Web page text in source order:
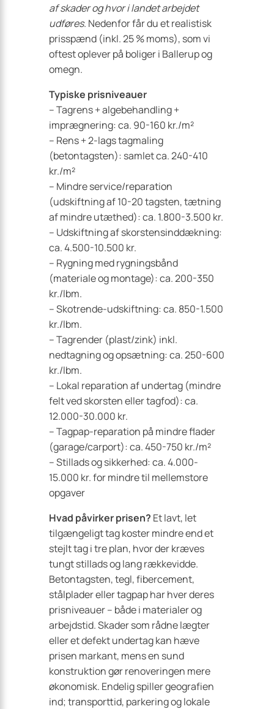
af skader og hvor i landet arbejdet
udføres. Nedenfor får du et realistisk
prisspænd (inkl. 25 % moms), som vi
oftest oplever på boliger i Ballerup og
omegn.
Typiske prisniveauer
– Tagrens + algebehandling +
imprægnering: ca. 90-160 kr./m²
– Rens + 2-lags tagmaling
(betontagsten): samlet ca. 240-410
kr./m²
– Mindre service/reparation
(udskiftning af 10-20 tagsten, tætning
af mindre utæthed): ca. 1.800-3.500 kr.
– Udskiftning af skorstensinddækning:
ca. 4.500-10.500 kr.
– Rygning med rygningsbånd
(materiale og montage): ca. 200-350
kr./lbm.
– Skotrende-udskiftning: ca. 850-1.500
kr./lbm.
– Tagrender (plast/zink) inkl.
nedtagning og opsætning: ca. 250-600
kr./lbm.
– Lokal reparation af undertag (mindre
felt ved skorsten eller tagfod): ca.
12.000-30.000 kr.
– Tagpap-reparation på mindre flader
(garage/carport): ca. 450-750 kr./m²
– Stillads og sikkerhed: ca. 4.000-
15.000 kr. for mindre til mellemstore
opgaver
Hvad påvirker prisen? Et lavt, let
tilgængeligt tag koster mindre end et
stejlt tag i tre plan, hvor der kræves
tungt stillads og lang rækkevidde.
Betontagsten, tegl, fibercement,
stålplader eller tagpap har hver deres
prisniveauer – både i materialer og
arbejdstid. Skader som rådne lægter
eller et defekt undertag kan hæve
prisen markant, mens en sund
konstruktion gør renoveringen mere
økonomisk. Endelig spiller geografien
ind; transporttid, parkering og lokale